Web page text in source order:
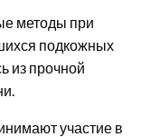
методы при
подкожных
из прочной
участие в